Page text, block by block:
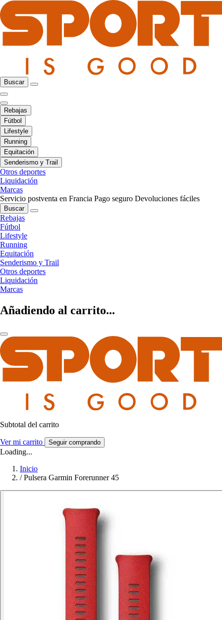
Buscar
Rebajas
Fútbol
Lifestyle
Running
Equitación
Senderismo y Trail
Otros deportes
Liquidación
Marcas
Servicio postventa en Francia Pago seguro Devoluciones fáciles
Buscar
Rebajas
Fútbol
Lifestyle
Running
Equitación
Senderismo y Trail
Otros deportes
Liquidación
Marcas
Añadiendo al carrito...
Subtotal del carrito
Ver mi carrito Seguir comprando
Loading...
Inicio
/ Pulsera Garmin Forerunner 45